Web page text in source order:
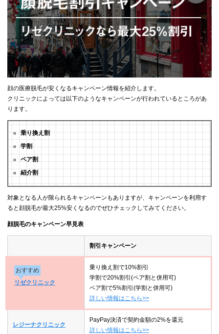
顔の医療脱毛が安くなるキャンペーン情報を紹介します。
クリニックによっては以下のようなキャンペーンが行われているところがあ
ります。
乗り換え割
学割
ペア割
紹介割
対象となる人が限られるキャンペーンもありますが、キャンペーンを利用す
ると顔脱毛が最大25%安くなるのでぜひチェックしてみてください。
顔脱毛のキャンペーン早見表
割引キャンペーン
おすすめ
リゼクリニック
乗り換え割で10%割引
学割で20%割引(ペア割と併用可)
ペア割で5%割引(学割と併用可)
詳しい情報はこちら>>
レジーナクリニック
PayPay決済で契約金額の2%を還元
詳しい情報はこちら>>